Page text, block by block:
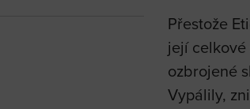
Přestože
její
ozbrojené
Vypálily,